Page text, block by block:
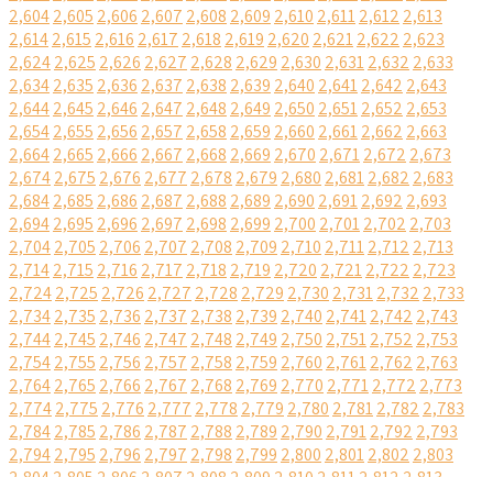
2,6042,605 2,606 2,607 2,608 2,609 2,610 2,6112,612 2,613
2,6142,615 2,616 2,617 2,618 2,619 2,620 2,6212,622 2,623
2,6242,625 2,626 2,627 2,628 2,629 2,630 2,6312,632 2,633
2,6342,635 2,636 2,637 2,638 2,639 2,640 2,6412,642 2,643
2,6442,645 2,646 2,647 2,648 2,649 2,650 2,6512,652 2,653
2,6542,655 2,656 2,657 2,658 2,659 2,660 2,6612,662 2,663
2,6642,665 2,666 2,667 2,668 2,669 2,670 2,6712,672 2,673
2,6742,675 2,676 2,677 2,678 2,679 2,680 2,6812,682 2,683
2,6842,685 2,686 2,687 2,688 2,689 2,690 2,6912,692 2,693
2,6942,695 2,696 2,697 2,698 2,699 2,700 2,7012,702 2,703
2,7042,705 2,706 2,707 2,708 2,709 2,710 2,7112,712 2,713
2,7142,715 2,716 2,717 2,718 2,719 2,720 2,7212,722 2,723
2,7242,725 2,726 2,727 2,728 2,729 2,730 2,7312,732 2,733
2,7342,735 2,736 2,737 2,738 2,739 2,740 2,7412,742 2,743
2,7442,745 2,746 2,747 2,748 2,749 2,750 2,7512,752 2,753
2,7542,755 2,756 2,757 2,758 2,759 2,760 2,7612,762 2,763
2,7642,765 2,766 2,767 2,768 2,769 2,770 2,7712,772 2,773
2,7742,775 2,776 2,777 2,778 2,779 2,780 2,7812,782 2,783
2,7842,785 2,786 2,787 2,788 2,789 2,790 2,7912,792 2,793
2,7942,795 2,796 2,797 2,798 2,799 2,800 2,8012,802 2,803